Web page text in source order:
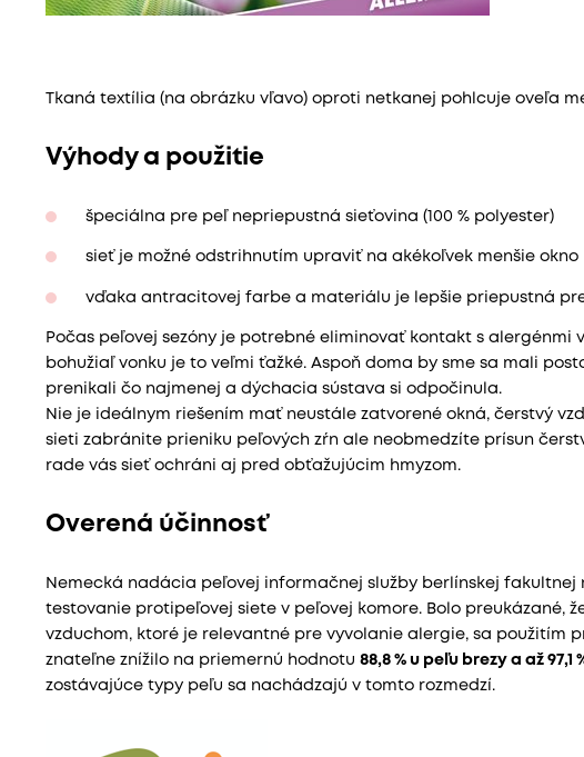
Tkaná textília (na obrázku vľavo) oproti netkanej pohlcuje oveľa
Výhody a použitie
špeciálna pre peľ nepriepustná sieťovina (100 % polyester)
sieť je možné odstrihnutím upraviť na akékoľvek menšie okno
vďaka antracitovej farbe a materiálu je lepšie priepustná
Počas peľovej sezóny je potrebné eliminovať kontakt s alergénmi
bohužiaľ vonku je to veľmi ťažké. Aspoň doma by sme sa mali
prenikali čo najmenej a dýchacia sústava si odpočinula.
Nie je ideálnym riešením mať neustále zatvorené okná, čerstvý
sieti zabránite prieniku peľových zŕn ale neobmedzíte prísun
rade vás sieť ochráni aj pred obťažujúcim hmyzom.
Overená účinnosť
Nemecká nadácia peľovej informačnej služby berlínskej fakultnej
testovanie protipeľovej siete v peľovej komore. Bolo preukázané,
vzduchom, ktoré je relevantné pre vyvolanie alergie, sa použitím
znateľne znížilo na priemernú hodnotu 88,8 % u peľu brezy a až 97,1
zostávajúce typy peľu sa nachádzajú v tomto rozmedzí.